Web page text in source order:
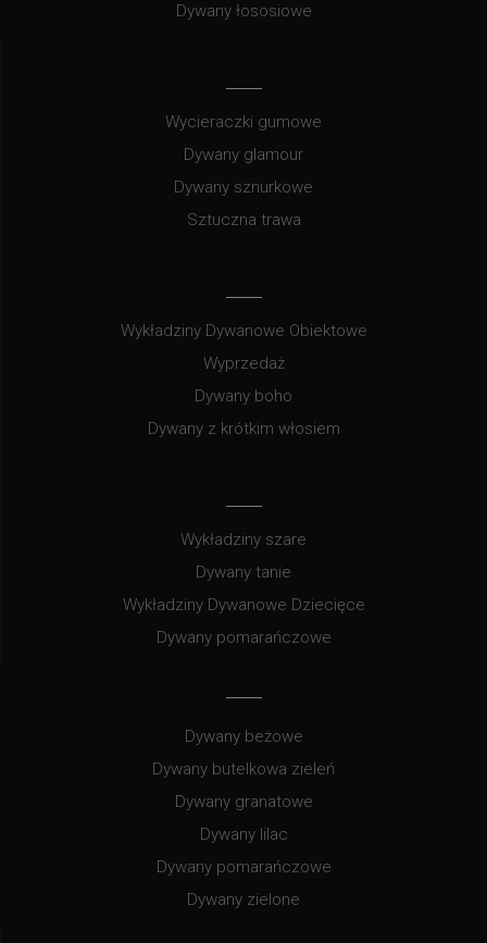
Dywany łososiowe
Wycieraczki gumowe
Dywany glamour
Dywany sznurkowe
Sztuczna trawa
Wykładziny Dywanowe Obiektowe
Wyprzedaż
Dywany boho
Dywany z krótkim włosiem
Wykładziny szare
Dywany tanie
Wykładziny Dywanowe Dziecięce
Dywany pomarańczowe
Dywany beżowe
Dywany butelkowa zieleń
Dywany granatowe
Dywany lilac
Dywany pomarańczowe
Dywany zielone